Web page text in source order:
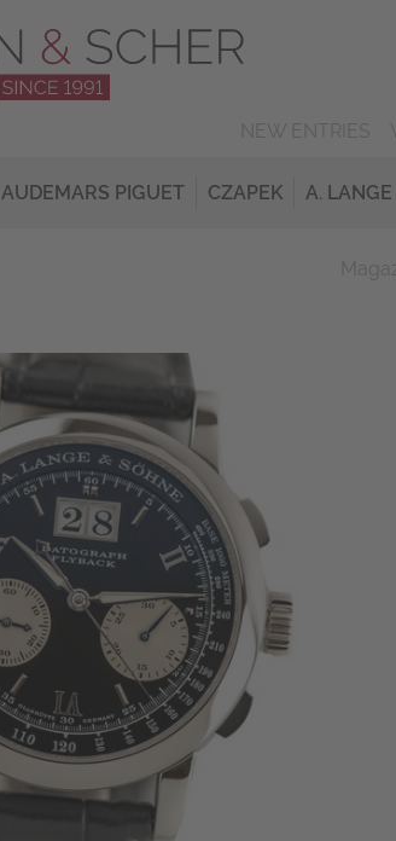
AUDEMARS PIGUET CZAPEK A.